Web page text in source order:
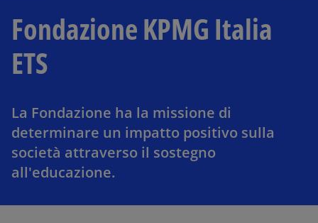
Fondazione KPMG Italia
ETS
La Fondazione ha la missione di
determinare un impatto positivo sulla
società attraverso il sostegno
all'educazione.